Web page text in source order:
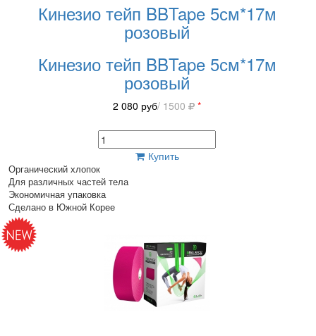
Кинезио тейп BBTape 5см*17м
розовый
Кинезио тейп BBTape 5см*17м
розовый
2 080 руб/ 1500 *
Купить
Органический хлопок
Для различных частей тела
Экономичная упаковка
Сделано в Южной Корее